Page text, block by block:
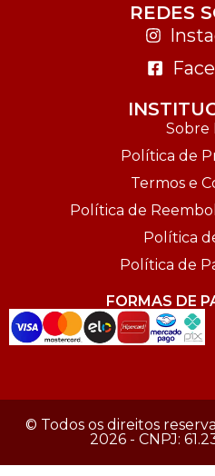
REDES
Sobre
Política de
Termos e
Política de
Política
Política de
FORMAS DE
© Todos os direitos
2026 - CNPJ: